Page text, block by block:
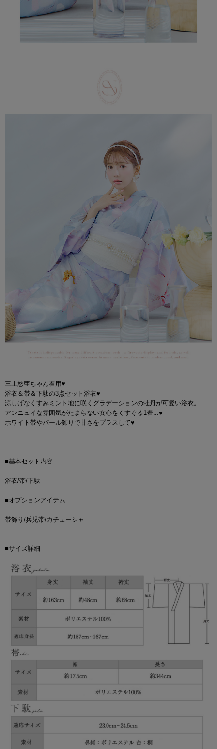
三上悠亜ちゃん着用♥
浴衣＆帯＆下駄の3点セット浴衣♥
涼しげなくすみミント地に咲くグラデーションの牡丹が可愛い浴衣。
アンニュイな雰囲気がたまらない女心をくすぐる1着...♥
ホワイト帯やパール飾りで甘さをプラスして♥
■基本セット内容
浴衣/帯/下駄
■オプションアイテム
帯飾り/兵児帯/カチューシャ
■サイズ詳細